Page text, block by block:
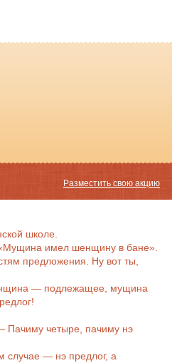
Разместить свою акцию
школе.
имел шенщину в бане».
предложения. Ну вот ты,
— подлежащее, мущина
Пачиму четыре, пачиму нэ
случае — нэ предлог, а